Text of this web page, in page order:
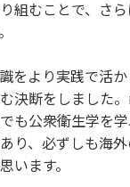
組むことで、さ
をより実践で活か
決断をしました
も公衆衛生学を
り、必ずしも海
います。